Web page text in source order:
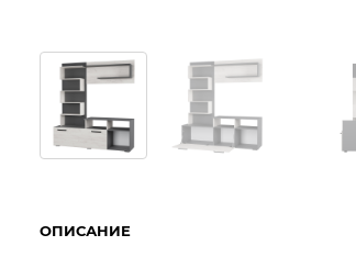
ОПИСАНИЕ